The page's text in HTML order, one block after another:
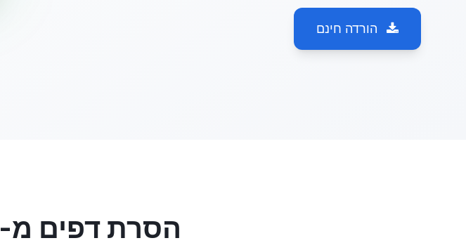
הורדה חינם
הסרת דפים מ-PDF: נקי ופשוט